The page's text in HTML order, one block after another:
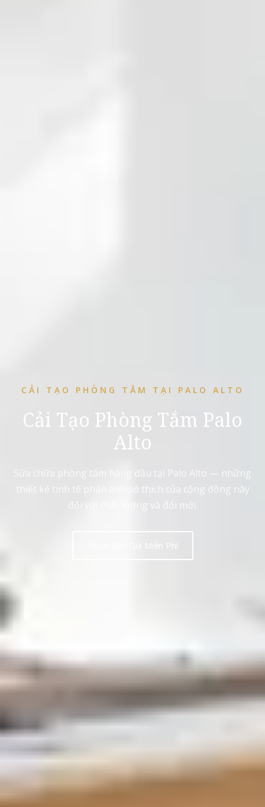
CẢI TẠO PHÒNG TẮM TẠI PALO ALTO
Cải Tạo Phòng Tắm Palo
Alto
Sửa chữa phòng tắm hàng đầu tại Palo Alto — những
thiết kế tinh tế phản ánh sở thích của cộng đồng này
đối với chất lượng và đổi mới.
Nhận Báo Giá Miễn Phí